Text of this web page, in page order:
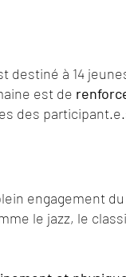
destiné à 14
est de
des
engagement
le jazz, le